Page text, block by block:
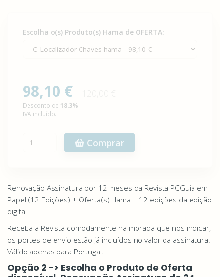
Escolha o(s) Produto(s) Hama de OFERTA:
98,10 €
Desconto de 18.3%.
IVA incluído.
Comprar
Renovação Assinatura por 12 meses da Revista PCGuia em
Papel (12 Edições) + Oferta(s) Hama + 12 edições da edição
digital
Receba a Revista comodamente na morada que nos indicar,
os portes de envio estão já incluídos no valor da assinatura.
Válido apenas para Portugal.
Opção 2 -> Escolha o Produto de Oferta